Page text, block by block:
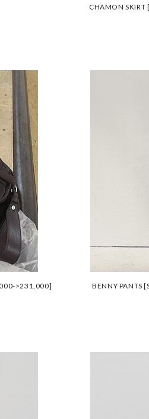
CHAMON
>231,000] BENNY PANTS